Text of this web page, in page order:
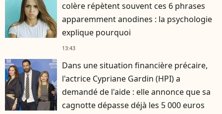
colère répètent souvent ces 6 phrases
apparemment anodines : la psychologie
explique pourquoi
13:43
Dans une situation financière précaire,
l'actrice Cypriane Gardin (HPI) a
demandé de l'aide : elle annonce que sa
cagnotte dépasse déjà les 5 000 euros